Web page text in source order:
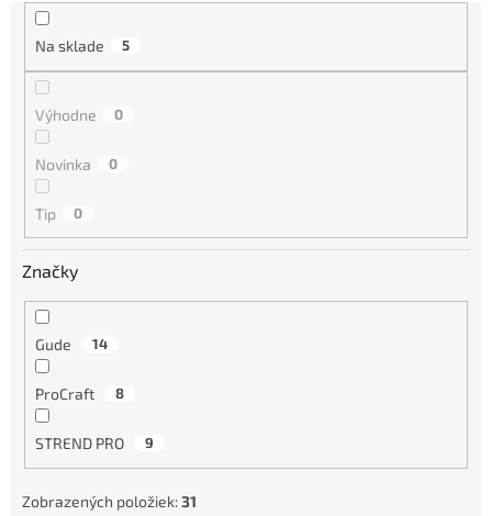
Na sklade 5
Výhodne 0
Novinka 0
Tip 0
Značky
Gude 14
ProCraft 8
STREND PRO 9
Zobrazených položiek:31